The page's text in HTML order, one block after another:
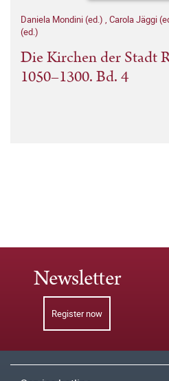
Daniela Mondini (ed.) , Carola Jäggi
(ed.)
Die Kirchen der Stadt
1050–1300. Bd. 4
Newsletter
Register now